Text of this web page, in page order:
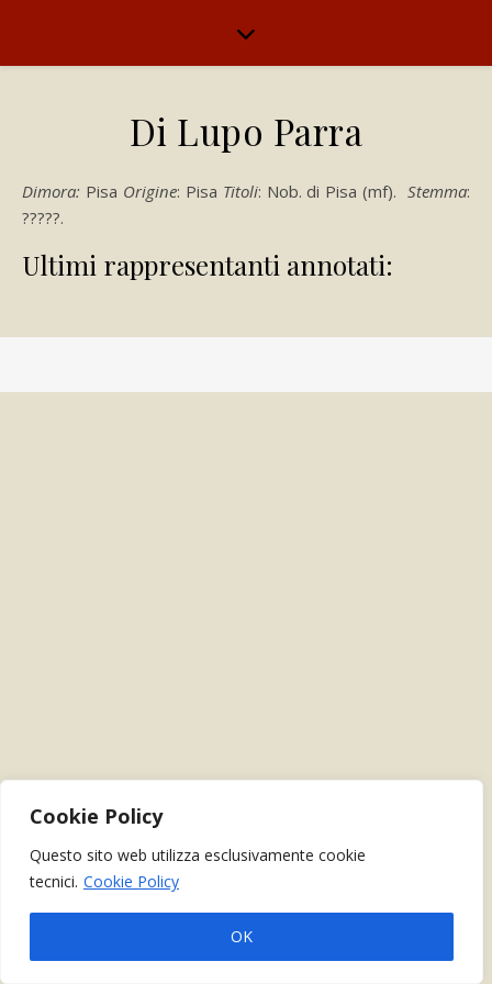
Cookie Policy
Questo sito web utilizza esclusivamente cookie
tecnici. Cookie Policy
OK
Di Lupo Parra
Dimora: Pisa Origine: Pisa Titoli: Nob. di Pisa (mf).Stemma:
?????.
Ultimi rappresentanti annotati: